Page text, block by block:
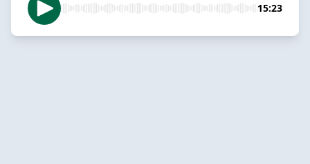
15:23